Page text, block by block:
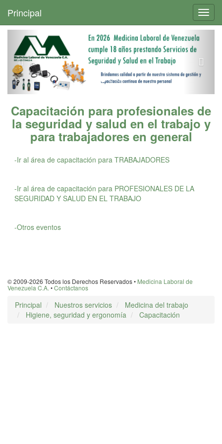
Principal
Capacitación para profesionales de
la seguridad y salud en el trabajo y
para trabajadores en general
-Ir al área de capacitación para TRABAJADORES
-Ir al área de capacitación para PROFESIONALES DE LA
SEGURIDAD Y SALUD EN EL TRABAJO
-Otros eventos
© 2009-2026 Todos los Derechos Reservados • Medicina Laboral de
Venezuela C.A. •Contáctanos
Principal Nuestros servicios
Medicina del trabajo
Higiene, seguridad y ergonomía
Capacitación